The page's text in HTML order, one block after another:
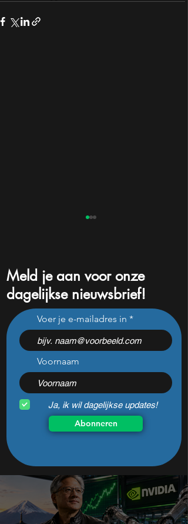
Gaat dit Nederlandse
pensioenfonds eindelijk
weer voor rendement?
Meld je aan voor onze
dagelijkse nieuwsbrief!
Voer je e-mailadres in
Voornaam
Ja, ik wil dagelijkse updates!
Abonneren